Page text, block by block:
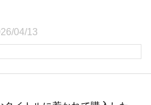
04/13